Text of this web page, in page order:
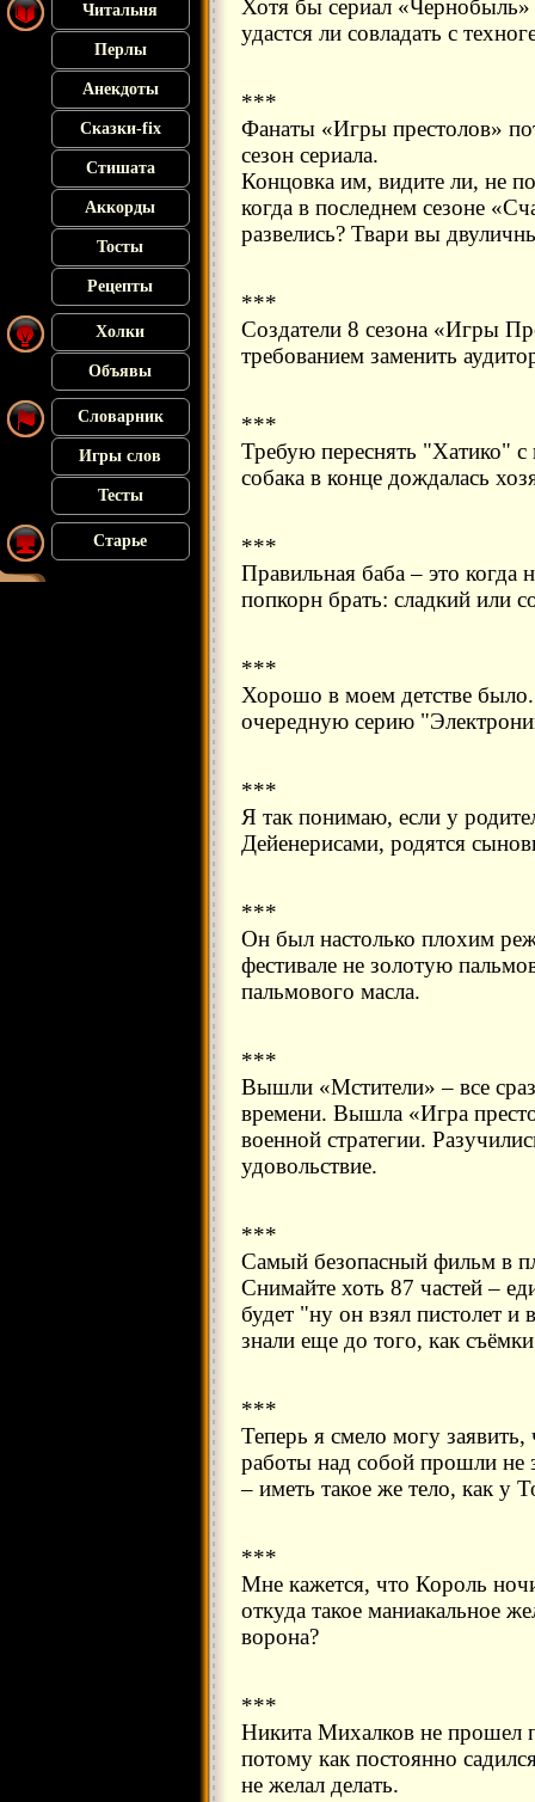
Читальня
Перлы
Анекдоты
Сказки-fix
Стишата
Аккорды
Тосты
Рецепты
Холки
Объявы
Словарник
Игры слов
Тесты
Старье
Хотя бы сериал «Чернобыль»
удастся ли совладать с
***
Фанаты «Игры престолов»
сезон сериала.
Концовка им, видите ли, не
когда в последнем сезоне
развелись? Твари вы
***
Создатели 8 сезона «Игры
требованием заменить
***
Требую переснять "Хатико"
собака в конце дождалась
***
Правильная баба – это когда
попкорн брать: сладкий или
***
Хорошо в моем детстве
очередную серию
***
Я так понимаю, если у
Дейенерисами, родятся
***
Он был настолько плохим
фестивале не золотую
пальмового масла.
***
Вышли «Мстители» – все
времени. Вышла «Игра
военной стратегии.
удовольствие.
***
Самый безопасный фильм в
Снимайте хоть 87 частей –
будет "ну он взял пистолет и
знали еще до того, как
***
Теперь я смело могу
работы над собой прошли не
– иметь такое же тело, как у
***
Мне кажется, что Король
откуда такое маниакальное
ворона?
***
Никита Михалков не прошел
потому как постоянно
не желал делать.